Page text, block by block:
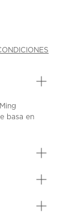
basa en